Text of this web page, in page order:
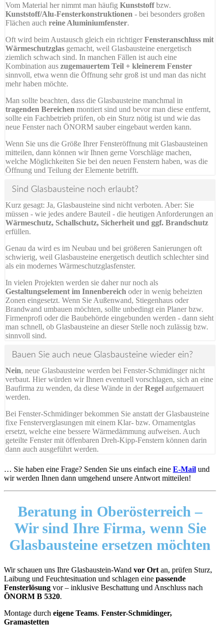
Vom Material her nimmt man häufig Kunststoffbzw.
Kunststoff/Alu-Fensterkonstruktionen - bei besonders großen
Flächen auch reine Aluminiumfenster.
Oft wird beim Austausch gleich ein richtigerFensteranschluss mit
Wärmeschutzglas gemacht, weil Glasbausteine energetisch
ziemlich schwach sind. In manchen Fällen ist auch eine
Kombination aus zugemauertem Teil + kleinerem Fenster
sinnvoll, etwa wenn die Öffnung sehr groß ist und man das nicht
mehr haben möchte.
Man sollte beachten, dass die Glasbausteine manchmal in
tragenden Bereichen montiert sind und bevor man diese entfernt,
sollte ein Fachbetrieb prüfen, ob ein Sturz nötig ist und wie das
neue Fenster nach ÖNORM sauber eingebaut werden kann.
Wenn Sie uns die Größe Ihrer Fensteröffnung mit Glasbausteinen
mitteilen, dann können wir Ihnen gerne Vorschläge machen,
welche Möglichkeiten Sie bei den neuen Fenstern haben, was die
Öffnung und Teilung der Elemente betrifft.
Sind Glasbausteine noch erlaubt?
Kurz gesagt: Ja, Glasbausteine sind nicht verboten. Aber: Sie
müssen - wie jedes andere Bauteil - die heutigen Anforderungen an
Wärmeschutz, Schallschutz, Sicherheit und ggf. Brandschutz
erfüllen.
Genau da wird es im Neubau und bei größeren Sanierungen oft
schwierig, weil Glasbausteine energetisch deutlich schlechter sind
als ein modernes Wärmeschutzglasfenster.
In vielen Projekten werden sie daher nur noch als
Gestaltungselement im Innenbereich oder in wenig beheizten
Zonen eingesetzt. Wenn Sie Außenwand, Stiegenhaus oder
Brandwand umbauen möchten, sollte unbedingt ein Planer bzw.
Firmenprofi oder die Baubehörde eingebunden werden - dann sieht
man schnell, ob Glasbausteine an dieser Stelle noch zulässig bzw.
sinnvoll sind.
Bauen Sie auch neue Glasbausteine wieder ein?
Nein, neue Glasbausteine werden bei Fenster-Schmidinger nicht
verbaut. Hier würden wir Ihnen eventuell vorschlagen, sich an eine
Baufirma zu wenden, da diese Wände in derRegel aufgemauert
werden.
Bei Fenster-Schmidinger bekommen Sie anstatt der Glasbausteine
fixe Fensterverglasungen mit einem Klar- bzw. Ornamentglas
ersetzt, welche eine bessere Wärmedämmung aufweisen. Auch
geteilte Fenster mit öffenbaren Dreh-Kipp-Fenstern können darin
dann auch ausgeführt werden.
… Sie haben eine Frage? Senden Sie uns einfach eine E-Mail und
wir werden Ihnen dann umgehend unsere Antwort mitteilen!
Beratung in Oberösterreich –
Wir sind Ihre Firma, wenn Sie
Glasbausteine ersetzen möchten
Wir schauen uns Ihre Glasbaustein-Wand vor Ort an, prüfen Sturz,
Laibung und Feuchtesituation und schlagen eine passende
Fensterlösung vor – inklusive Beschattung und Anschluss nach
ÖNORM B 5320.
Montage durch eigene Teams. Fenster-Schmidinger,
Gramastetten